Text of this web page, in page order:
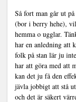
Så fort man går ut
(bor i berry hehe),
hemma o ugglar.
har en anledning att
folk på stan lär ju
har att göra med att
kan det ju få den
jävla jobbigt att stå
och det är säkert